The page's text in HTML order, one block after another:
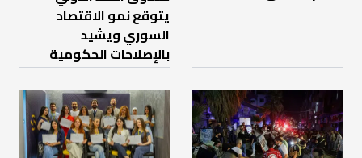
يتوقع نمو الاقتصاد
السوري ويشيد
بالإصلاحات الحكومية